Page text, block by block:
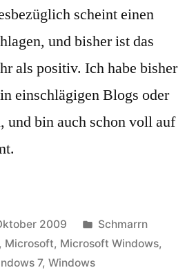
scheint einen
und bisher ist das
als positiv. Ich habe bisher
einschlägigen Blogs oder
und bin auch schon voll auf
2009
Veröffentlicht
in
Schmarrn
, Microsoft, Microsoft Windows,
7, Windows